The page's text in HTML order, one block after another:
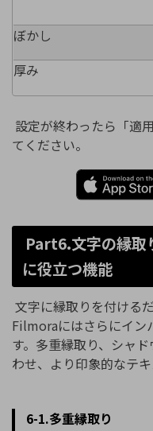
ぼかし
厚み
設定が終わったら「適
てください。
Part6.文字の縁取
に役立つ機能
文字に縁取りを付ける
Filmoraにはさらにイン
す。多重縁取り、シャ
わせ、より印象的なテ
6-1.多重縁取り